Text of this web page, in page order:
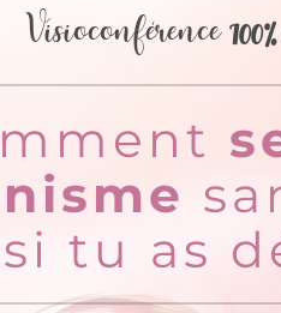
Visioconférence
tu as